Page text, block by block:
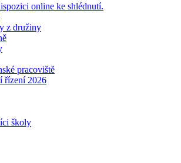
online ke shlédnutí.
z družiny
pracoviště
řízení 2026
školy